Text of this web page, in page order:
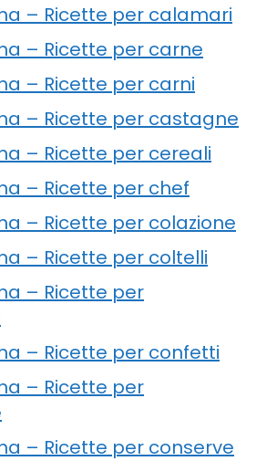
– Ricette per calamari
– Ricette per carne
– Ricette per carni
– Ricette per castagne
– Ricette per cereali
– Ricette per chef
– Ricette per colazione
– Ricette per coltelli
– Ricette per
– Ricette per confetti
– Ricette per
– Ricette per conserve